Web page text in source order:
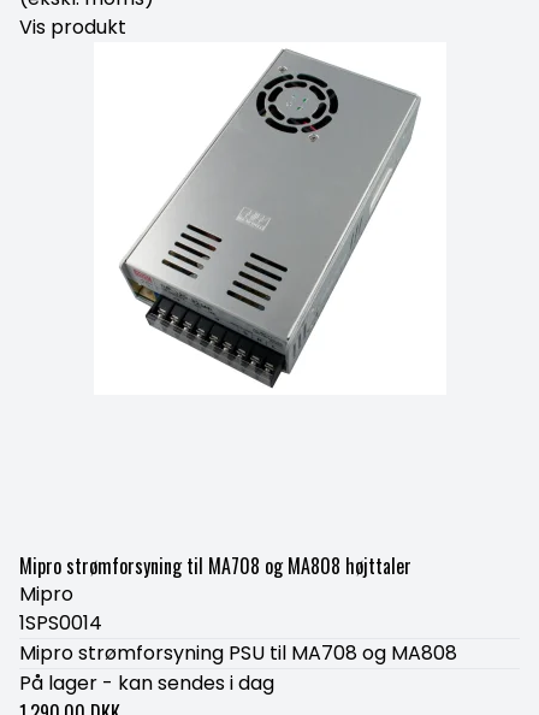
Vis produkt
Mipro strømforsyning til MA708 og MA808 højttaler
Mipro
1SPS0014
Mipro strømforsyning PSU til MA708 og MA808
På lager - kan sendes i dag